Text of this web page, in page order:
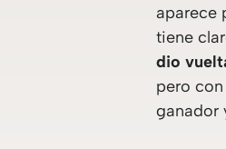
aparece
tiene
dio
pero
ganador